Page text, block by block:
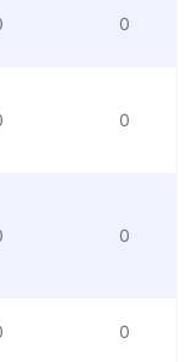
0
0
0
0